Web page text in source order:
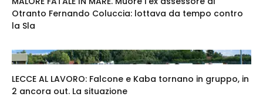
Otranto Fernando Coluccia: lottava da tempo contro
la Sla
LECCE AL LAVORO: Falcone e Kaba tornano in gruppo, in
2 ancora out. La situazione